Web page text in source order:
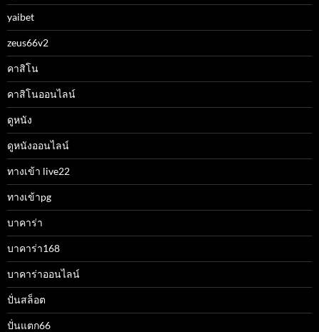
yaibet
zeus66v2
คาสิโน
คาสิโนออนไลน์
ดูหนัง
ดูหนังออนไลน์
ทางเข้า live22
ทางเข้าpg
บาคาร่า
บาคาร่า168
บาคาร่าออนไลน์
ปั่นสล็อต
ปั่นแตก66